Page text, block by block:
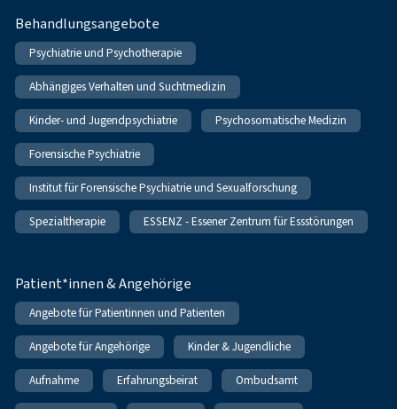
Behandlungsangebote
Psychiatrie und Psychotherapie
Abhängiges Verhalten und Suchtmedizin
Kinder- und Jugendpsychiatrie Psychosomatische Medizin
Forensische Psychiatrie
Institut für Forensische Psychiatrie und Sexualforschung
Spezialtherapie ESSENZ - Essener Zentrum für Essstörungen
Patient*innen & Angehörige
Angebote für Patientinnen und Patienten
Angebote für Angehörige Kinder & Jugendliche
Aufnahme Erfahrungsbeirat Ombudsamt